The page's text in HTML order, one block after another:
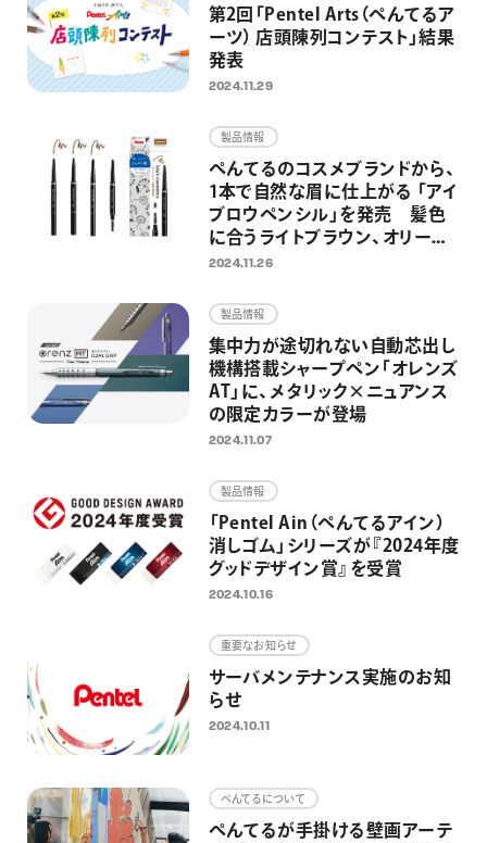
第2回「Pentel Arts（ぺんてるア
ーツ） 店頭陳列コンテスト」結果
発表
2024.11.29
製品情報
ぺんてるのコスメブランドから、
1本で自然な眉に仕上がる 「アイ
ブロウペンシル」を発売 髪色
に合うライトブラウン、オリーブ
ブラウン、ダークブラウンの全3
2024.11.26
製品情報
集中力が途切れない自動芯出し
機構搭載シャープペン「オレンズ
AT」に、メタリック×ニュアンス
の限定カラーが登場
2024.11.07
製品情報
「Pentel Ain（ぺんてるアイン）
消しゴム」シリーズが『2024年度
グッドデザイン賞』を受賞
2024.10.16
重要なお知らせ
サーバメンテナンス実施のお知
らせ
2024.10.11
ぺんてるについて
ぺんてるが手掛ける壁画アーテ